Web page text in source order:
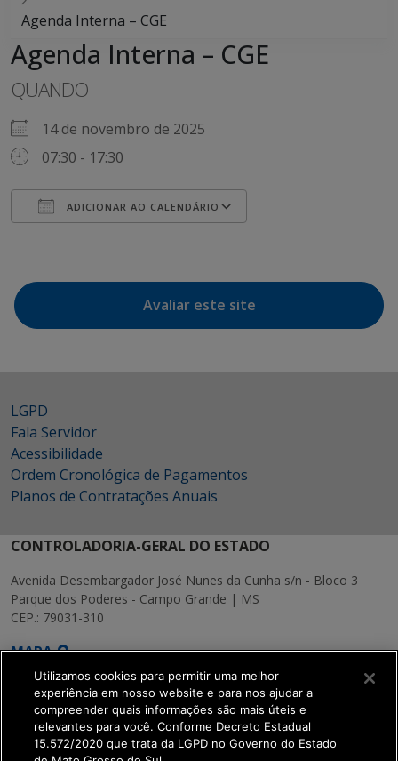
Agenda Interna – CGE
Agenda Interna – CGE
QUANDO
14 de novembro de 2025
07:30 - 17:30
ADICIONAR AO CALENDÁRIO
Avaliar este site
LGPD
Fala Servidor
Acessibilidade
Ordem Cronológica de Pagamentos
Planos de Contratações Anuais
CONTROLADORIA-GERAL DO ESTADO
Avenida Desembargador José Nunes da Cunha s/n - Bloco 3
Parque dos Poderes - Campo Grande | MS
CEP.: 79031-310
MAPA
SETDIG | Secretaria-
Utilizamos cookies para permitir uma melhor
experiência em nosso website e para nos ajudar a
compreender quais informações são mais úteis e
relevantes para você. Conforme Decreto Estadual
15.572/2020 que trata da LGPD no Governo do Estado